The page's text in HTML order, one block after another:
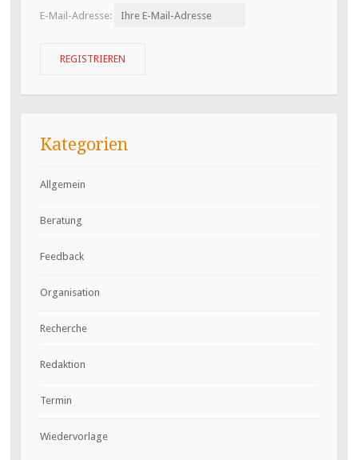
E-Mail-Adresse:
Kategorien
Allgemein
Beratung
Feedback
Organisation
Recherche
Redaktion
Termin
Wiedervorlage